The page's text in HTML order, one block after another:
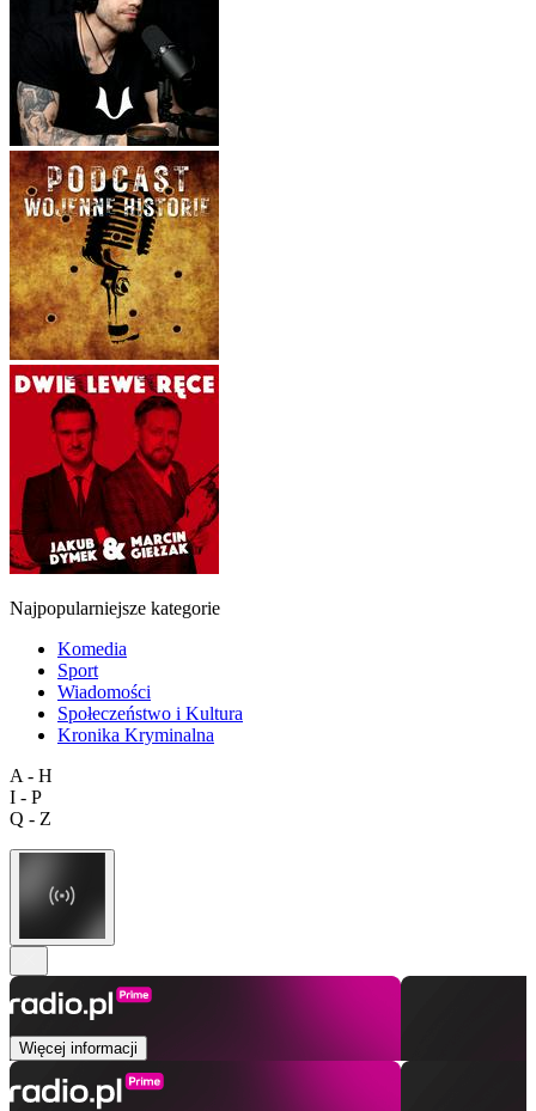
Najpopularniejsze kategorie
Komedia
Sport
Wiadomości
Społeczeństwo i Kultura
Kronika Kryminalna
A - H
I - P
Q - Z
Więcej informacji